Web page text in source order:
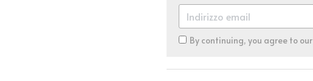
By continuing, you agree to our